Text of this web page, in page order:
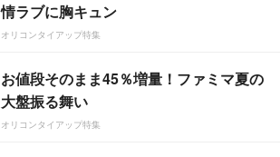
情ラブに胸キュン
オリコンタイアップ特集
お値段そのまま45％増量！ファミマ夏の
大盤振る舞い
オリコンタイアップ特集